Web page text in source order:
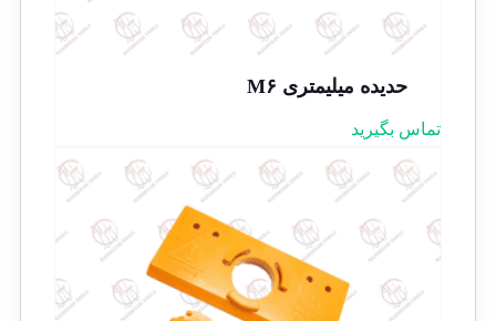
حدیده میلیمتری M۶
تماس بگیرید